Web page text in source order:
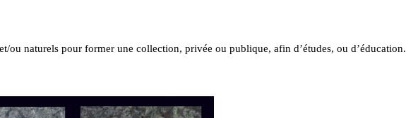
ou naturels pour former une collection, privée ou publique, afin d’études, ou d’éducation.